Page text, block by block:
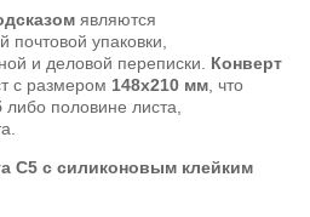
являются
почтовой упаковки,
и деловой переписки. Конверт
с размером 148х210 мм, что
либо половине листа,
.
C5 с силиконовым клейким